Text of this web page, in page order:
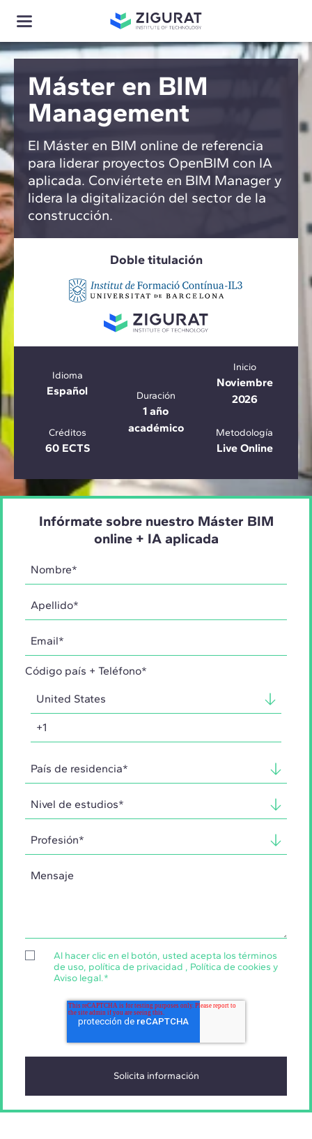
Máster en BIM
Management
El Máster en BIM online de referencia
para liderar proyectos OpenBIM con IA
aplicada. Conviértete en BIM Manager y
lidera la digitalización del sector de la
construcción.
Doble titulación
Idioma
Español Duración
1 año
académico
Inicio
Noviembre
2026
Créditos
60 ECTS
Metodología
Live Online
Infórmate sobre nuestro Máster BIM
online + IA aplicada
Código país + Teléfono*
Al hacer clic en el botón, usted acepta los términos
de uso, política de privacidad , Política de cookies y
Aviso legal.*